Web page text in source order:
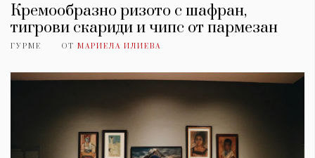
Кремообразно ризото с шафран,
тигрови скариди и чипс от пармезан
ГУРМЕ ОТ МАРИЕЛА ИЛИЕВА